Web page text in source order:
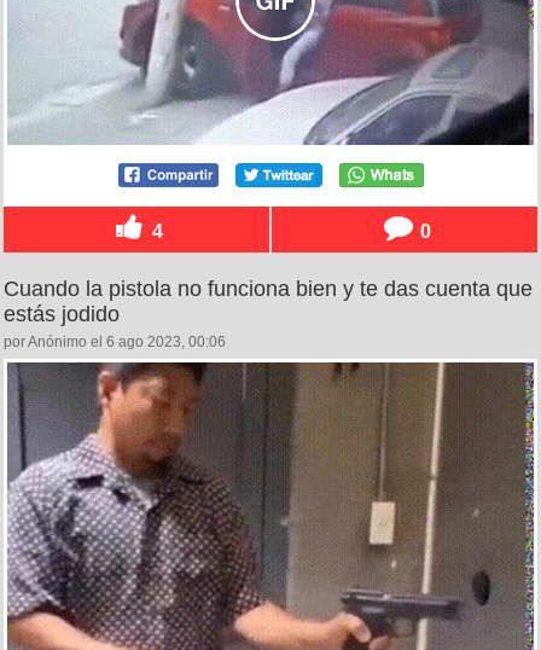
4 0
Cuando la pistola no funciona bien y te das cuenta que
estás jodido
por Anónimo el 6 ago 2023, 00:06